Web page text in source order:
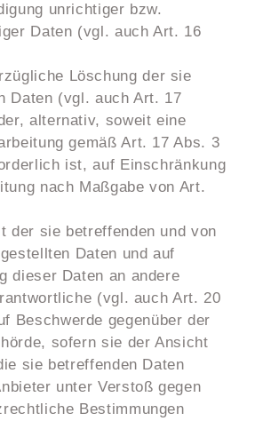
unrichtiger bzw.
Daten (vgl. auch Art. 16
Löschung der sie
Daten (vgl. auch Art. 17
alternativ, soweit eine
gemäß Art. 17 Abs. 3
ist, auf Einschränkung
nach Maßgabe von Art.
der sie betreffenden und von
Daten und auf
dieser Daten an andere
(vgl. auch Art. 20
Beschwerde gegenüber der
sofern sie der Ansicht
sie betreffenden Daten
unter Verstoß gegen
Bestimmungen